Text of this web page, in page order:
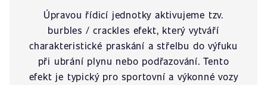
Úpravou řídicí jednotky aktivujeme tzv.
burbles / crackles efekt, který vytváří
charakteristické praskání a střelbu do výfuku
při ubrání plynu nebo podřazování. Tento
efekt je typický pro sportovní a výkonné vozy